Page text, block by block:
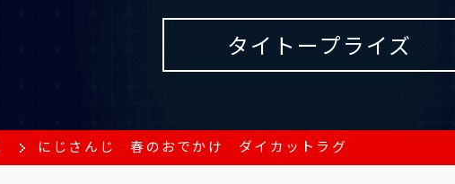
タイトープライズ
にじさんじ 春のおでかけ ダイカットラグ